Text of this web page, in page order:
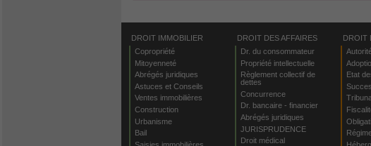
DROIT IMMOBILIER
Copropriété
Mitoyenneté
Abrégés juridiques
Astuces et Conseils
Ventes immobilières
Construction
Urbanisme
Bail
DROIT DES AFFAIRES
Dr. du consommateur
Propriété intellectuelle
Règlement collectif de
dettes
Concurrence
Dr. bancaire - financier
Abrégés juridiques
JURISPRUDENCE
Droit médical
DROIT
Etat